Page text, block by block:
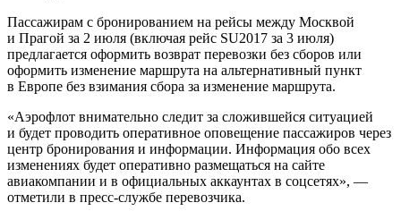
Пассажирам с бронированием на рейсы между Москвой
и Прагой за 2 июля (включая рейс SU2017 за 3 июля)
предлагается оформить возврат перевозки без сборов или
оформить изменение маршрута на альтернативный пункт
в Европе без взимания сбора за изменение маршрута.
«Аэрофлот внимательно следит за сложившейся ситуацией
и будет проводить оперативное оповещение пассажиров через
центр бронирования и информации. Информация обо всех
изменениях будет оперативно размещаться на сайте
авиакомпании и в официальных аккаунтах в соцсетях», —
отметили в пресс-службе перевозчика.